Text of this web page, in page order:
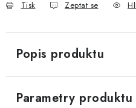
Tisk Zeptat se
Popis produktu
Parametry produktu